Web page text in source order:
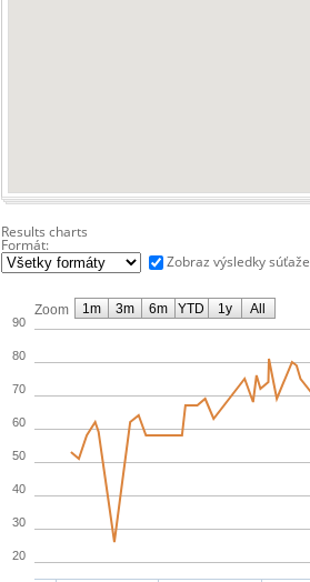
Results charts
Formát:
Zobraz výsledky súťaže
Zoom
20
30
40
50
60
70
80
90
1m 3m 6m YTD 1y All